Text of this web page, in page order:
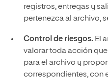
registros, entregas y
pertenezca al archivo,
Control de riesgos. El
valorar toda acción
para el archivo y
correspondientes, con